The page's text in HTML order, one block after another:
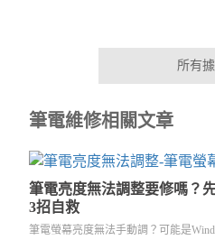
所有
筆電維修相關文章
筆電亮度無法調整要修嗎？
3招自救
筆電螢幕亮度無法手動調？可能是